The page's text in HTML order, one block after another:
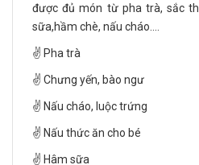
được đủ món từ pha trà, sắc
sữa,hầm chè, nấu cháo....
✌ Pha trà
✌ Chưng yến, bào ngư
✌ Nấu cháo, luộc trứng
✌ Nấu thức ăn cho bé
✌ Hâm sữa